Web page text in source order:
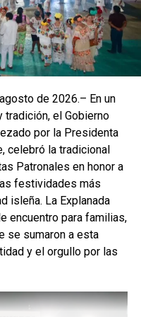
de 2026.– En un
tradición, el Gobierno
por la Presidenta
celebró la tradicional
Patronales en honor a
festividades más
isleña. La Explanada
encuentro para familias,
se sumaron a esta
y el orgullo por las